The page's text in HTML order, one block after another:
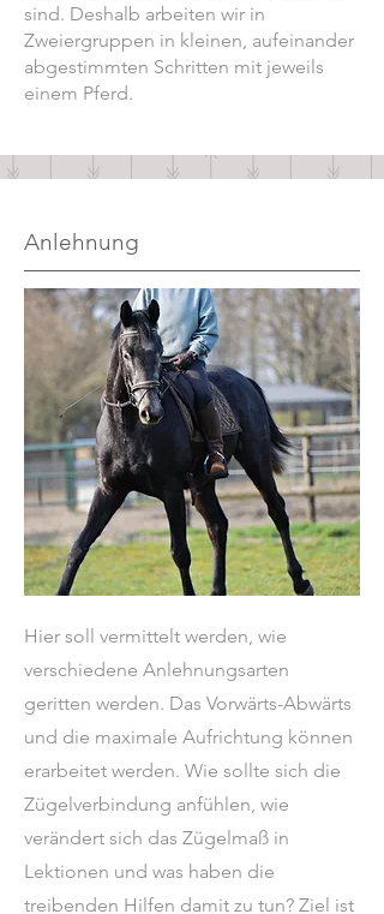
sind. Deshalb arbeiten wir in
Zweiergruppen in kleinen, aufeinander
abgestimmten Schritten mit jeweils
einem Pferd.
Anlehnung
Hier soll vermittelt werden, wie
verschiedene Anlehnungsarten
geritten werden. Das Vorwärts-Abwärts
und die maximale Aufrichtung können
erarbeitet werden. Wie sollte sich die
Zügelverbindung anfühlen, wie
verändert sich das Zügelmaß in
Lektionen und was haben die
treibenden Hilfen damit zu tun? Ziel ist